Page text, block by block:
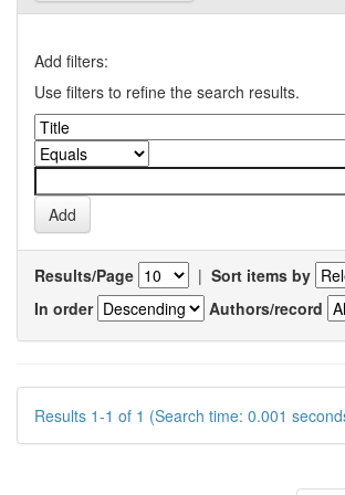
Add filters:
Use filters to refine the search results.
Results/Page | Sort items by
In order
Authors/record
Results 1-1 of 1 (Search time: 0.001